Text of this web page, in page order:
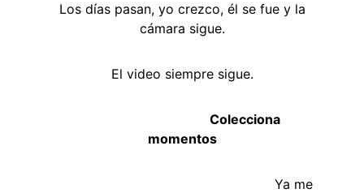
Los días pasan, yo crezco, él se fue y la
cámara sigue.
El video siempre sigue.
Colecciona
momentos
Ya me